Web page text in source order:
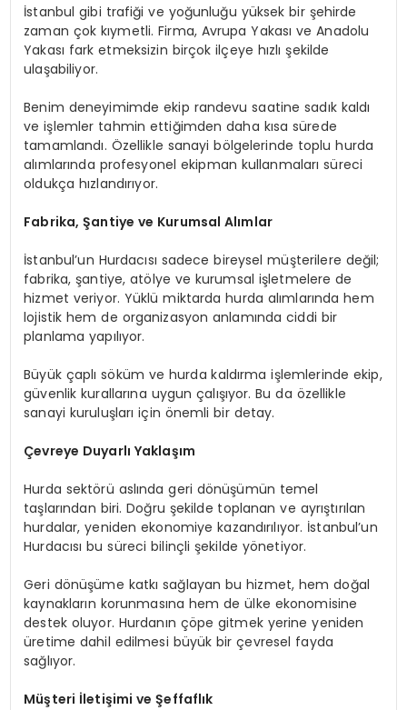
İstanbul gibi trafiği ve yoğunluğu yüksek bir şehirde
zaman çok kıymetli. Firma, Avrupa Yakası ve Anadolu
Yakası fark etmeksizin birçok ilçeye hızlı şekilde
ulaşabiliyor.
Benim deneyimimde ekip randevu saatine sadık kaldı
ve işlemler tahmin ettiğimden daha kısa sürede
tamamlandı. Özellikle sanayi bölgelerinde toplu hurda
alımlarında profesyonel ekipman kullanmaları süreci
oldukça hızlandırıyor.
Fabrika, Şantiye ve Kurumsal Alımlar
İstanbul’un Hurdacısı sadece bireysel müşterilere değil;
fabrika, şantiye, atölye ve kurumsal işletmelere de
hizmet veriyor. Yüklü miktarda hurda alımlarında hem
lojistik hem de organizasyon anlamında ciddi bir
planlama yapılıyor.
Büyük çaplı söküm ve hurda kaldırma işlemlerinde ekip,
güvenlik kurallarına uygun çalışıyor. Bu da özellikle
sanayi kuruluşları için önemli bir detay.
Çevreye Duyarlı Yaklaşım
Hurda sektörü aslında geri dönüşümün temel
taşlarından biri. Doğru şekilde toplanan ve ayrıştırılan
hurdalar, yeniden ekonomiye kazandırılıyor. İstanbul’un
Hurdacısı bu süreci bilinçli şekilde yönetiyor.
Geri dönüşüme katkı sağlayan bu hizmet, hem doğal
kaynakların korunmasına hem de ülke ekonomisine
destek oluyor. Hurdanın çöpe gitmek yerine yeniden
üretime dahil edilmesi büyük bir çevresel fayda
sağlıyor.
Müşteri İletişimi ve Şeffaflık